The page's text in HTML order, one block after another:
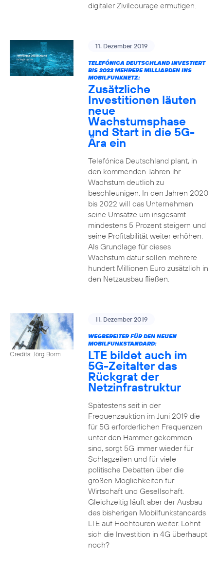
digitaler Zivilcourage ermutigen.
11. Dezember 2019
TELEFÓNICA DEUTSCHLAND INVESTIERT
BIS 2022 MEHRERE MILLIARDEN INS
MOBILFUNKNETZ:
Zusätzliche
Investitionen läuten
neue
Wachstumsphase
und Start in die 5G-
Ära ein
Telefónica Deutschland plant, in
den kommenden Jahren ihr
Wachstum deutlich zu
beschleunigen. In den Jahren 2020
bis 2022 will das Unternehmen
seine Umsätze um insgesamt
mindestens 5 Prozent steigern und
seine Profitabilität weiter erhöhen.
Als Grundlage für dieses
Wachstum dafür sollen mehrere
hundert Millionen Euro zusätzlich in
den Netzausbau fließen.
Credits: Jörg Borm
11. Dezember 2019
WEGBEREITER FÜR DEN NEUEN
MOBILFUNKSTANDARD:
LTE bildet auch im
5G-Zeitalter das
Rückgrat der
Netzinfrastruktur
Spätestens seit in der
Frequenzauktion im Juni 2019 die
für 5G erforderlichen Frequenzen
unter den Hammer gekommen
sind, sorgt 5G immer wieder für
Schlagzeilen und für viele
politische Debatten über die
großen Möglichkeiten für
Wirtschaft und Gesellschaft.
Gleichzeitig läuft aber der Ausbau
des bisherigen Mobilfunkstandards
LTE auf Hochtouren weiter. Lohnt
sich die Investition in 4G überhaupt
noch?